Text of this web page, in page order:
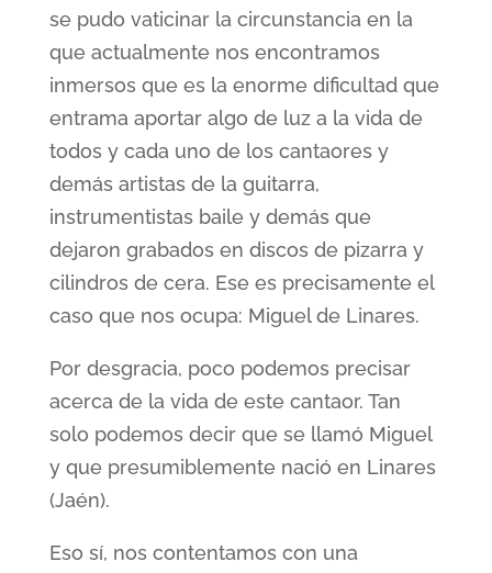
se pudo vaticinar la circunstancia en la
que actualmente nos encontramos
inmersos que es la enorme dificultad que
entrama aportar algo de luz a la vida de
todos y cada uno de los cantaores y
demás artistas de la guitarra,
instrumentistas baile y demás que
dejaron grabados en discos de pizarra y
cilindros de cera. Ese es precisamente el
caso que nos ocupa: Miguel de Linares.
Por desgracia, poco podemos precisar
acerca de la vida de este cantaor. Tan
solo podemos decir que se llamó Miguel
y que presumiblemente nació en Linares
(Jaén).
Eso sí, nos contentamos con una